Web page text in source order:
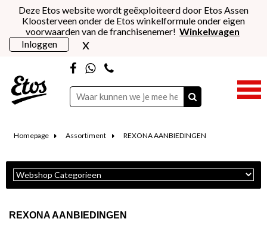
Deze Etos website wordt geëxploiteerd door Etos Assen
Kloosterveen onder de Etos winkelformule onder eigen
voorwaarden van de franchisenemer! Winkelwagen
Inloggen
x
Homepage Assortiment REXONA AANBIEDINGEN
REXONA AANBIEDINGEN